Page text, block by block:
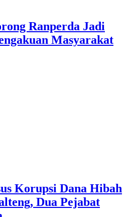
Ranperda Jadi
Masyarakat
Korupsi Dana Hibah
Dua Pejabat